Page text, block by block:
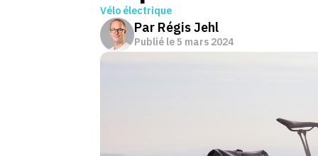
Vélo électrique
Par Régis Jehl
Publié le 5 mars 2024